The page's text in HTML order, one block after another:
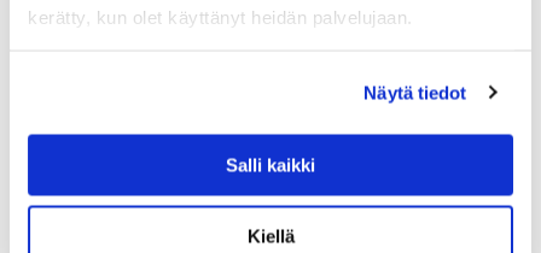
kerätty, kun olet käyttänyt heidän palvelujaan.
Näytä tiedot
Salli kaikki
Kiellä
ALESSI THE TENDING BOX, JÄÄPALA-ASTIA
tulee kulho, jossa on muovinen kahva, kansi ja atulat, jotka
120.00€
LISÄÄ OSTOSKORIIN